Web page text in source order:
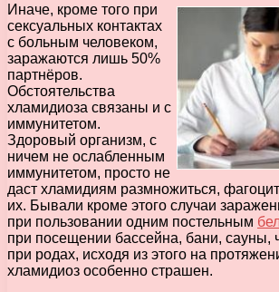
Иначе, кроме того при
сексуальных контактах
с больным человеком,
заражаются лишь 50%
партнёров.
Обстоятельства
хламидиоза связаны и с
иммунитетом.
Здоровый организм, с
ничем не ослабленным
иммунитетом, просто не
даст хламидиям размножиться,
их. Бывали кроме этого случаи
при пользовании одним постельным
при посещении бассейна, бани, сауны,
при родах, исходя из этого на
хламидиоз особенно страшен.